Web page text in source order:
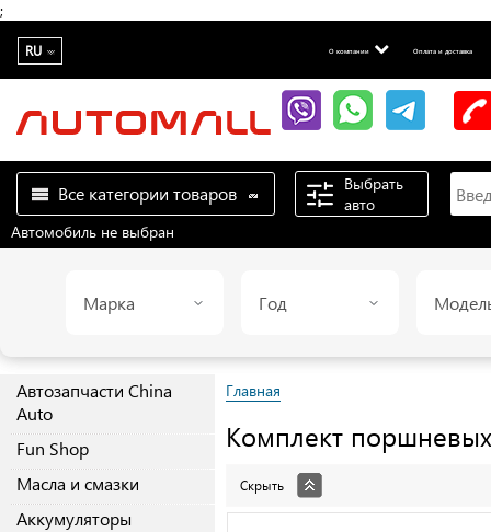
;
RU О компании Оплата и доставка
Все категории товаров
Выбрать
авто
Автомобиль не выбран
Марка Год
Автозапчасти China
Auto
Fun Shop
Масла и смазки
Аккумуляторы
Главная
Комплект
Скрыть